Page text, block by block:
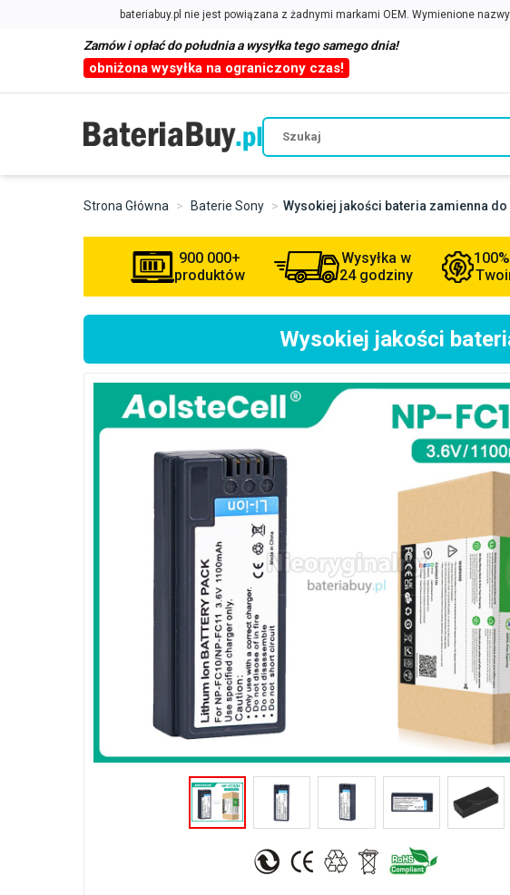
Zamów i opłać do południa a wysyłka tego samego dnia!
obniżona wysyłka na ograniczony czas!
Strona Główna Baterie Sony Wysokiej jakości bateria zamienna do
900 000+
produktów
Wysyłka w
24 godziny
Wysokiej jakości